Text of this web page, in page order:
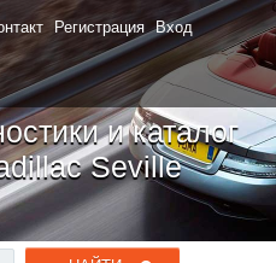
Регистрация Вход
и каталог
Seville